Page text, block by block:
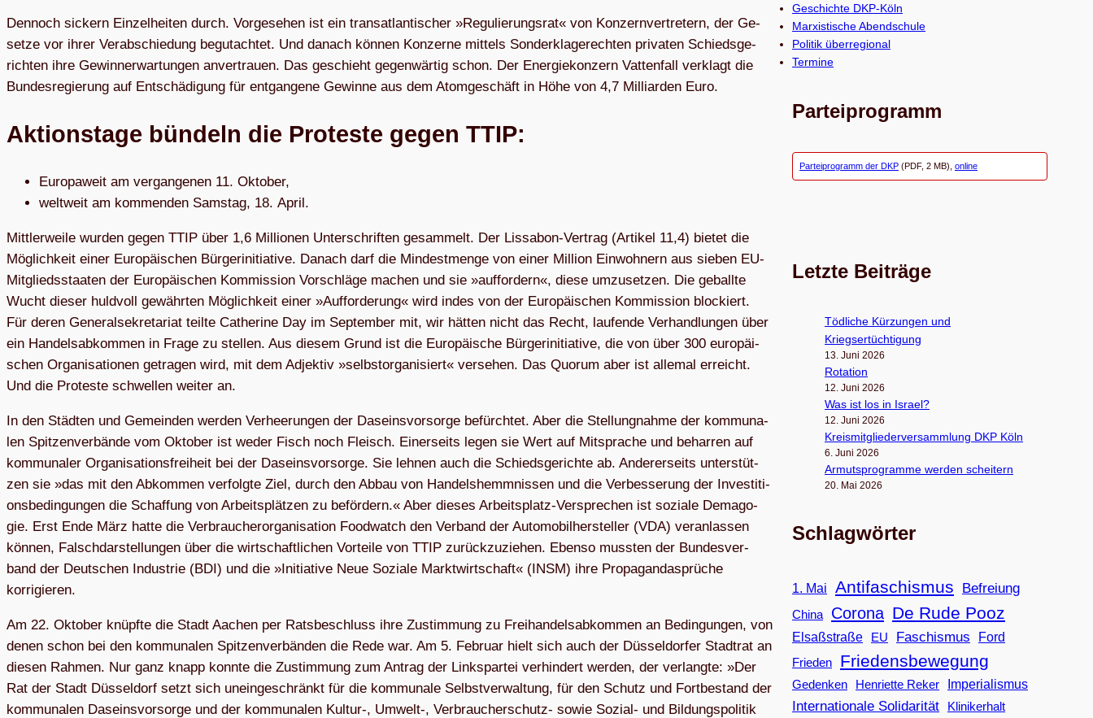
Den­noch si­ckern Ein­zel­hei­ten durch. Vor­ge­se­hen ist ein trans­at­lan­ti­scher »Re­gu­lie­rungs­rat« von Kon­zern­ver­tre­tern, der Ge­
set­ze vor ih­rer Ver­ab­schie­dung be­gut­ach­tet. Und da­nach kön­nen Kon­zer­ne mit­tels Son­der­kla­ge­rech­ten pri­va­ten Schieds­ge­
rich­ten ih­re Ge­winn­erwar­tun­gen an­ver­trau­en. Das ge­schieht ge­gen­wär­tig schon. Der En­er­gie­kon­zern Vat­ten­fall ver­klagt die
Bun­des­re­gie­rung auf Ent­schä­di­gung für ent­gan­ge­ne Ge­win­ne aus dem Atom­ge­schäft in Hö­he von 4,7 Mil­li­ar­den Euro.
Akti­ons­tage bün­deln die Pro­teste gegen TTIP:
Euro­pa­weit am ver­gan­ge­nen 11. Oktober,
welt­weit am kom­men­den Sams­tag, 18. April.
Mitt­ler­weile wur­den gegen TTIP über 1,6 Mil­lio­nen Unter­schrif­ten gesam­melt. Der Lis­sa­bon-Ver­trag (Arti­kel 11,4) bie­tet die
Mög­lich­keit einer Euro­päi­schen Bür­ger­initia­tive. Danach darf die Min­dest­menge von einer Mil­lion Ein­woh­nern aus sie­ben EU-
Mit­glieds­staa­ten der Euro­päi­schen Kom­mis­sion Vor­schläge machen und sie »auf­for­dern«, diese umzu­set­zen. Die geballte
Wucht die­ser huld­voll gewähr­ten Mög­lich­keit einer »Auf­for­de­rung« wird indes von der Euro­päi­schen Kom­mis­sion blo­ckiert.
Für deren Gene­ral­se­kre­ta­riat teilte Cathe­rine Day im Sep­tem­ber mit, wir hät­ten nicht das Recht, lau­fende Ver­hand­lun­gen über
ein Han­dels­ab­kom­men in Frage zu stel­len. Aus die­sem Grund ist die Euro­päi­sche Bür­ger­initia­tive, die von über 300 euro­päi­
schen Orga­ni­sa­tio­nen getra­gen wird, mit dem Adjek­tiv »selbst­or­ga­ni­siert« ver­se­hen. Das Quo­rum aber ist alle­mal erreicht.
Und die Pro­teste schwel­len wei­ter an.
In den Städ­ten und Gemein­den wer­den Ver­hee­run­gen der Daseins­vor­sorge befürch­tet. Aber die Stel­lung­nahme der kom­mu­na­
len Spit­zen­ver­bände vom Okto­ber ist weder Fisch noch Fleisch. Einer­seits legen sie Wert auf Mit­spra­che und behar­ren auf
kom­mu­na­ler Orga­ni­sa­ti­ons­frei­heit bei der Daseins­vor­sorge. Sie leh­nen auch die Schieds­ge­richte ab. Ande­rer­seits unter­stüt­
zen sie »das mit den Abkom­men ver­folgte Ziel, durch den Abbau von Han­dels­hemm­nis­sen und die Ver­bes­se­rung der Inves­ti­ti­
ons­be­din­gun­gen die Schaf­fung von Arbeits­plät­zen zu beför­dern.« Aber die­ses Arbeits­platz-Ver­spre­chen ist soziale Dem­ago­
gie. Erst Ende März hatte die Ver­brau­cher­or­ga­ni­sa­tion Food­watch den Ver­band der Auto­mo­bil­her­stel­ler (VDA) ver­an­las­sen
kön­nen, Falsch­dar­stel­lun­gen über die wirt­schaft­li­chen Vor­teile von TTIP zurück­zu­zie­hen. Ebenso muss­ten der Bun­des­ver­
band der Deut­schen Indus­trie (BDI) und die »Initia­tive Neue Soziale Markt­wirt­schaft« (INSM) ihre Pro­pa­gan­da­sprü­che
korrigieren.
Am 22. Okto­ber knüpfte die Stadt Aachen per Rats­be­schluss ihre Zustim­mung zu Frei­han­dels­ab­kom­men an Bedin­gun­gen, von
denen schon bei den kom­mu­na­len Spit­zen­ver­bän­den die Rede war. Am 5. Februar hielt sich auch der Düs­sel­dor­fer Stadt­rat an
die­sen Rah­men. Nur ganz knapp konnte die Zustim­mung zum Antrag der Links­par­tei ver­hin­dert wer­den, der ver­langte: »Der
Rat der Stadt Düs­sel­dorf setzt sich unein­ge­schränkt für die kom­mu­nale Selbst­ver­wal­tung, für den Schutz und Fort­be­stand der
kom­mu­na­len Daseins­vor­sorge und der kom­mu­na­len Kultur‑, Umwelt‑, Ver­brau­cher­schutz- sowie Sozial- und Bil­dungs­po­li­tik
Geschichte DKP-Köln
Marxistische Abendschule
Politik überregional
Termine
Parteiprogramm
Parteiprogramm der DKP (PDF, 2 MB), online
Letzte Beiträge
Töd­li­che Kür­zun­gen und
Kriegsertüchtigung
13. Juni 2026
Rota­tion
12. Juni 2026
Was ist los in Israel?
12. Juni 2026
Kreis­mit­glie­der­ver­samm­lung DKP Köln
6. Juni 2026
Armuts­pro­gramme wer­den scheitern
20. Mai 2026
Schlagwörter
1. Mai Antifaschismus Befreiung
China Corona De Rude Pooz
Elsaßstraße EU Faschismus
Ford
Frieden
Friedensbewegung
Gedenken Henriette Reker Imperialismus
Internationale Solidarität Klinikerhalt